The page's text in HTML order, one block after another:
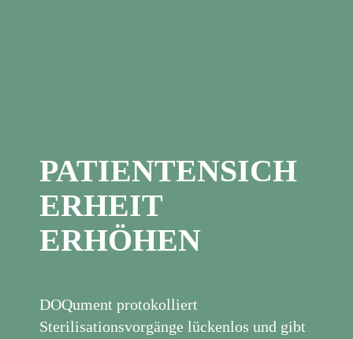
PATIENTENSICH
ERHEIT
ERHÖHEN
DOQument protokolliert
Sterilisationsvorgänge lückenlos und gibt